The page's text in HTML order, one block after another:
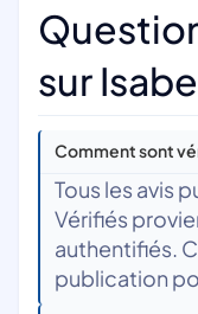
sur
Comment sont
Tous les avis
Vérifiés
authentifiés.
publication